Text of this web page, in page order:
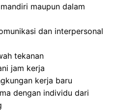
maupun dalam
dan interpersonal
tekanan
jam kerja
kerja baru
dengan individu dari